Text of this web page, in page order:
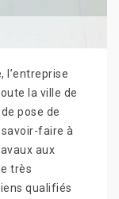
l’entreprise
la ville de
pose de
faire à
aux
très
qualifiés